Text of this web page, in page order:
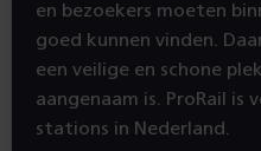
en bezoekers moeten
goed kunnen vinden.
een veilige en schone
aangenaam is. ProRail
stations in Nederland.